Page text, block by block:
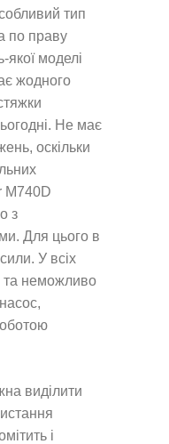
тип
по праву
якої моделі
жодного
Не має
оскільки
M740D
з
Для цього в
У всіх
та неможливо
виділити
і